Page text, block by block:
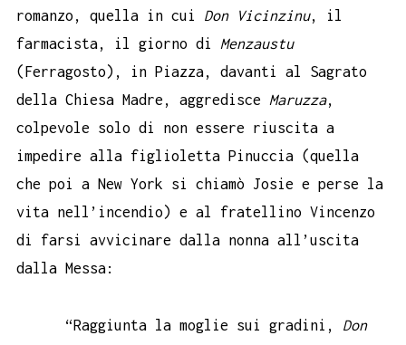
romanzo, quella in cui Don Vicinzinu, il
farmacista, il giorno di Menzaustu
(Ferragosto), in Piazza, davanti al Sagrato
della Chiesa Madre, aggredisce Maruzza,
colpevole solo di non essere riuscita a
impedire alla figlioletta Pinuccia (quella
che poi a New York si chiamò Josie e perse la
vita nell’incendio) e al fratellino Vincenzo
di farsi avvicinare dalla nonna all’uscita
dalla Messa:
“Raggiunta la moglie sui gradini, Don